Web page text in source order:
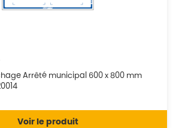
Arrêté municipal 600 x 800 mm
Voir le produit